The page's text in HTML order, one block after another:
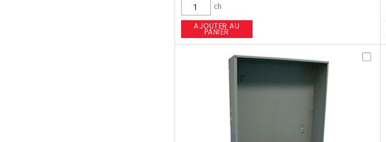
ch
AJOUTER AU
PANIER